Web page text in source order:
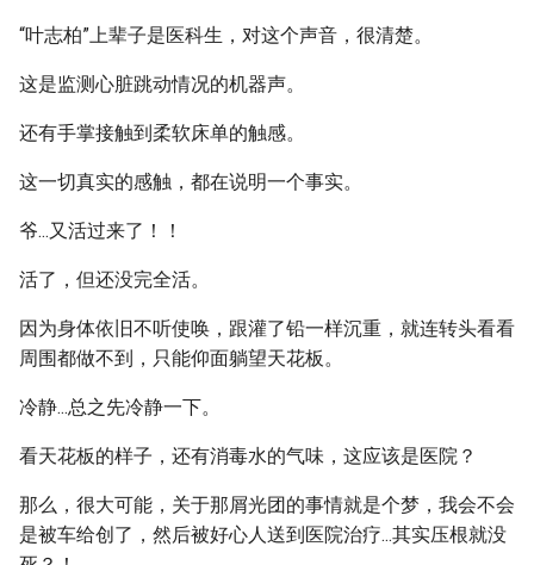
“叶志柏”上辈子是医科生，对这个声音，很清楚。
这是监测心脏跳动情况的机器声。
还有手掌接触到柔软床单的触感。
这一切真实的感触，都在说明一个事实。
爷...又活过来了！！
活了，但还没完全活。
因为身体依旧不听使唤，跟灌了铅一样沉重，就连转头看看
周围都做不到，只能仰面躺望天花板。
冷静...总之先冷静一下。
看天花板的样子，还有消毒水的气味，这应该是医院？
那么，很大可能，关于那屑光团的事情就是个梦，我会不会
是被车给创了，然后被好心人送到医院治疗...其实压根就没